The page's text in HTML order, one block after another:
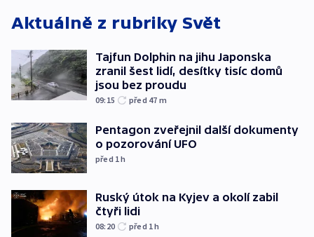
Aktuálně z rubriky Svět
Tajfun Dolphin na jihu Japonska
zranil šest lidí, desítky tisíc domů
jsou bez proudu
09:15 před 47 m
Pentagon zveřejnil další dokumenty
o pozorování UFO
před 1h
Ruský útok na Kyjev a okolí zabil
čtyři lidi
08:20 před 1h